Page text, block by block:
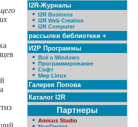
I2R-Журналы
I2R Business
I2R Web Creation
I2R Computer
рассылки библиотеки +
И2Р Программы
Всё о Windows
Программирование
Софт
Мир Linux
Галерея Попова
Каталог I2R
Партнеры
Amicus Studio